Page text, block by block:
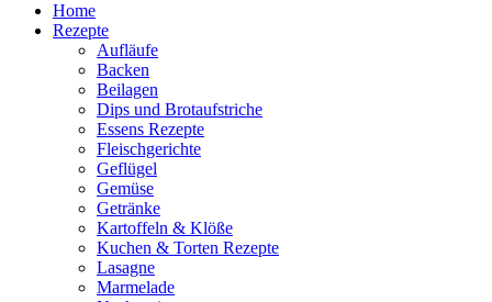
Home
Rezepte
Aufläufe
Backen
Beilagen
Dips und Brotaufstriche
Essens Rezepte
Fleischgerichte
Geflügel
Gemüse
Getränke
Kartoffeln & Klöße
Kuchen & Torten Rezepte
Lasagne
Marmelade